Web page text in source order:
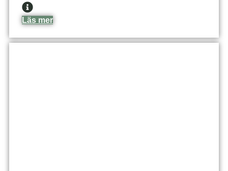
Läs mer